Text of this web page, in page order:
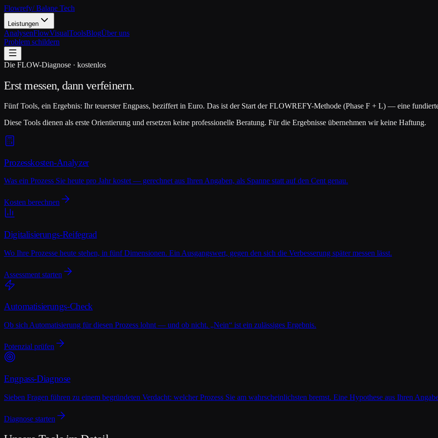
Flowrefy/ Balane Tech
Leistungen
AnalysenFlowVisualToolsBlogÜber uns
Problem schildern
Die FLOW-Diagnose · kostenlos
Erst messen, dann verfeinern.
Fünf Tools, ein Ergebnis: Ihr teuerster Engpass, beziffert in Euro. Das ist der Start der FLOWREFY-Methode (Phase F + L) — eine
Diese Tools dienen als erste Orientierung und ersetzen keine professionelle Beratung. Für die Ergebnisse übernehmen wir keine Haftung.
Prozesskosten-Analyzer
Was ein Prozess Sie heute pro Jahr kostet — gerechnet aus Ihren Angaben, als Spanne statt auf den Cent genau.
Kosten berechnen
Digitalisierungs-Reifegrad
Wo Ihre Prozesse heute stehen, in fünf Dimensionen. Ein Ausgangswert, gegen den sich die Verbesserung später messen lässt.
Assessment starten
Automatisierungs-Check
Ob sich Automatisierung für diesen Prozess lohnt — und ob nicht. „Nein“ ist ein zulässiges Ergebnis.
Potenzial prüfen
Engpass-Diagnose
Sieben Fragen führen zu einem begründeten Verdacht: welcher Prozess Sie am wahrscheinlichsten bremst. Eine Hypothese aus Ihren
Diagnose starten